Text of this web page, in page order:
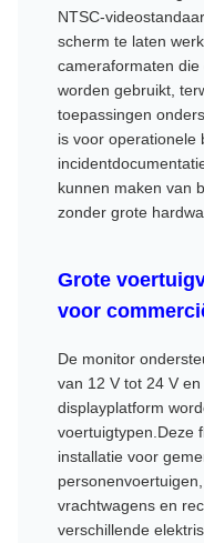
NTSC-
scherm te laten
cameraformaten
worden gebruikt,
toepassingen
is voor operationele
kunnen maken van
zonder grote
Grote
voor
De monitor
van 12 V tot 24 V
displayplatform
voertuigtypen.Deze
installatie voor
vrachtwagens en
verschillende